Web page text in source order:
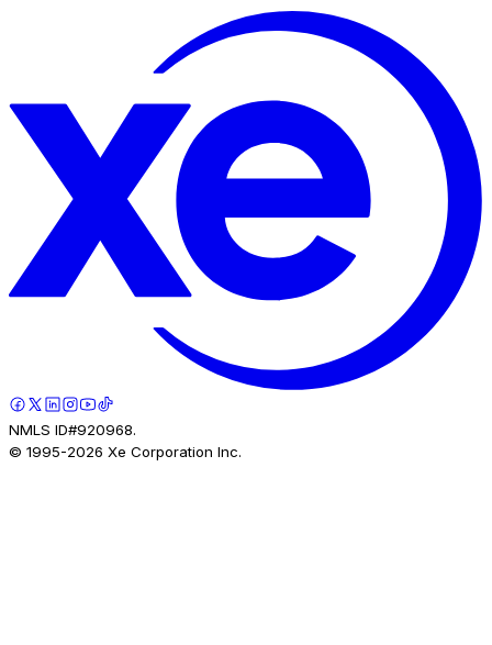
NMLS ID#920968.
© 1995-2026 Xe Corporation Inc.